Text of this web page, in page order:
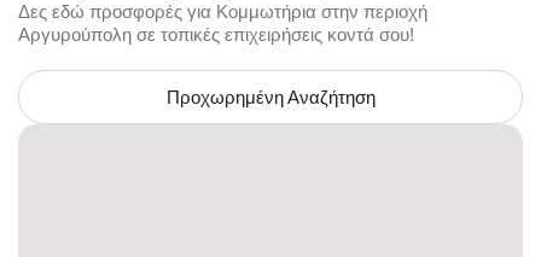
Δες εδώ προσφορές για Κομμωτήρια στην περιοχή
Αργυρούπολη σε τοπικές επιχειρήσεις κοντά σου!
Προχωρημένη Αναζήτηση